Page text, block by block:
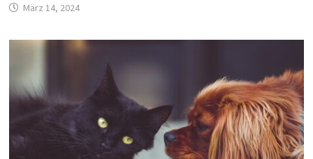
März 14, 2024